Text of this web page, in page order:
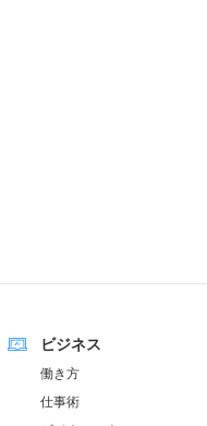
ビジネス
働き方
仕事術